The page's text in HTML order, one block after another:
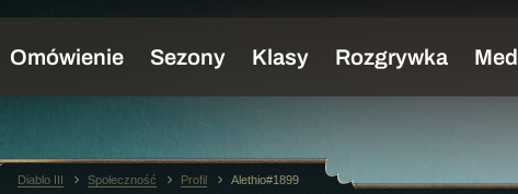
Diablo III Społeczność Profil Alethio#1899